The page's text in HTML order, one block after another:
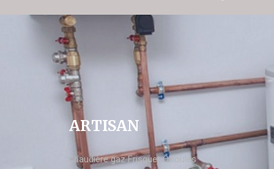
ARTISAN
chaudière gaz Frisquet Ollioules